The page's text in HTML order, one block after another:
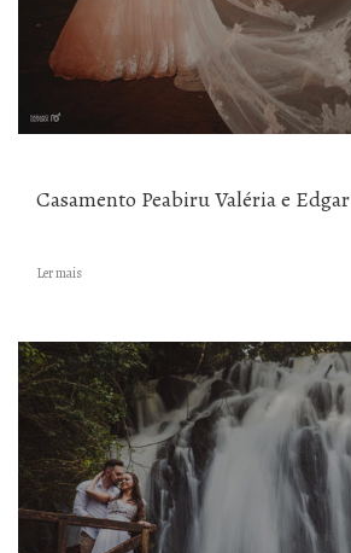
Casamento Peabiru Valéria e Edgar
Ler mais